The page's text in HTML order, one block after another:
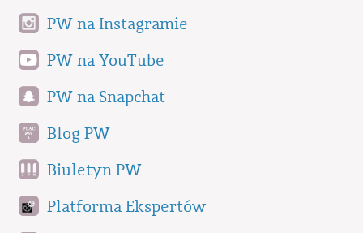
PW na Instagramie
PW na YouTube
PW na Snapchat
Blog PW
Biuletyn PW
Platforma Ekspertów